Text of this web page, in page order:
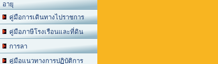
อายุ
คู่มือการเดินทางไปราชการ
คู่มือภาษีโรงเรือนและที่ดิน
การลา
คู่มือแนวทางการปฏิบัติการ